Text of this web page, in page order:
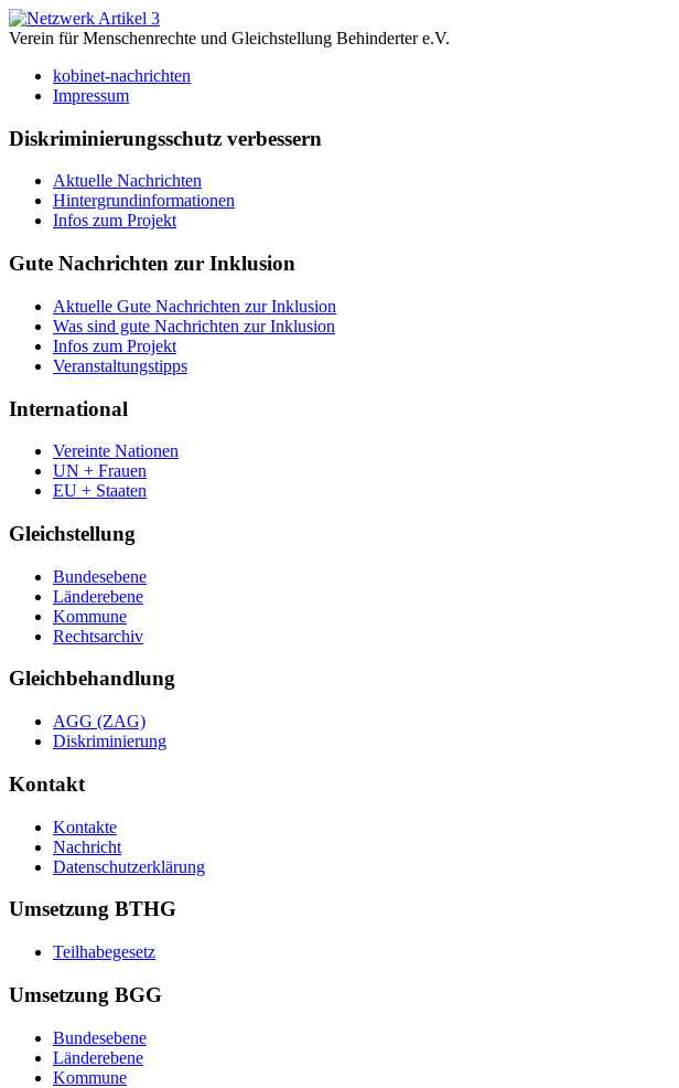
Verein für Menschenrechte und Gleichstellung Behinderter e.V.
kobinet-nachrichten
Impressum
Diskriminierungsschutz verbessern
Aktuelle Nachrichten
Hintergrundinformationen
Infos zum Projekt
Gute Nachrichten zur Inklusion
Aktuelle Gute Nachrichten zur Inklusion
Was sind gute Nachrichten zur Inklusion
Infos zum Projekt
Veranstaltungstipps
International
Vereinte Nationen
UN + Frauen
EU + Staaten
Gleichstellung
Bundesebene
Länderebene
Kommune
Rechtsarchiv
Gleichbehandlung
AGG (ZAG)
Diskriminierung
Kontakt
Kontakte
Nachricht
Datenschutzerklärung
Umsetzung BTHG
Teilhabegesetz
Umsetzung BGG
Bundesebene
Länderebene
Kommune